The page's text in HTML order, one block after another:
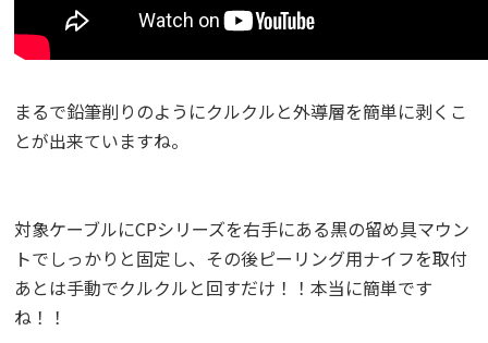
まるで鉛筆削りのようにクルクルと外導層を簡単に剥くこ
とが出来ていますね。
対象ケーブルにCPシリーズを右手にある黒の留め具マウン
トでしっかりと固定し、その後ピーリング用ナイフを取付
あとは手動でクルクルと回すだけ！！本当に簡単です
ね！！